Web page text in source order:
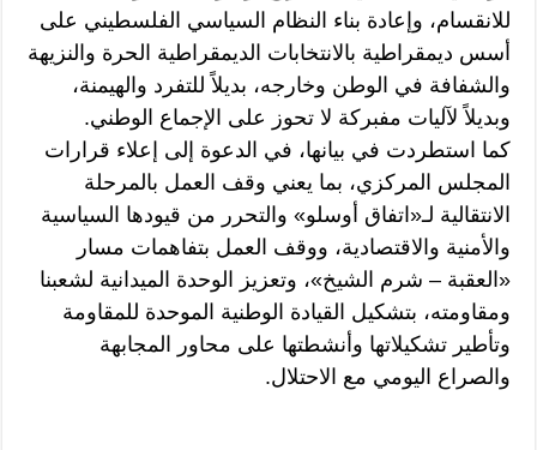
للانقسام، وإعادة بناء النظام السياسي الفلسطيني على
أسس ديمقراطية بالانتخابات الديمقراطية الحرة والنزيهة
والشفافة في الوطن وخارجه، بديلاً للتفرد والهيمنة،
وبديلاً لآليات مفبركة لا تحوز على الإجماع الوطني.
كما استطردت في بيانها، في الدعوة إلى إعلاء قرارات
المجلس المركزي، بما يعني وقف العمل بالمرحلة
الانتقالية لـ«اتفاق أوسلو» والتحرر من قيودها السياسية
والأمنية والاقتصادية، ووقف العمل بتفاهمات مسار
«العقبة – شرم الشيخ»، وتعزيز الوحدة الميدانية لشعبنا
ومقاومته، بتشكيل القيادة الوطنية الموحدة للمقاومة
وتأطير تشكيلاتها وأنشطتها على محاور المجابهة
والصراع اليومي مع الاحتلال.